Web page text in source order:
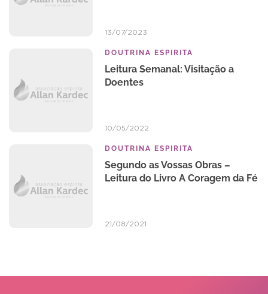
13/07/2023
DOUTRINA ESPIRITA
Leitura Semanal: Visitação a
Doentes
10/05/2022
DOUTRINA ESPIRITA
Segundo as Vossas Obras –
Leitura do Livro A Coragem da Fé
21/08/2021